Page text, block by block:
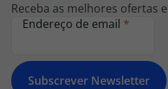
Receba as melhores ofertas
Endereço de email *
Subscrever Newsletter